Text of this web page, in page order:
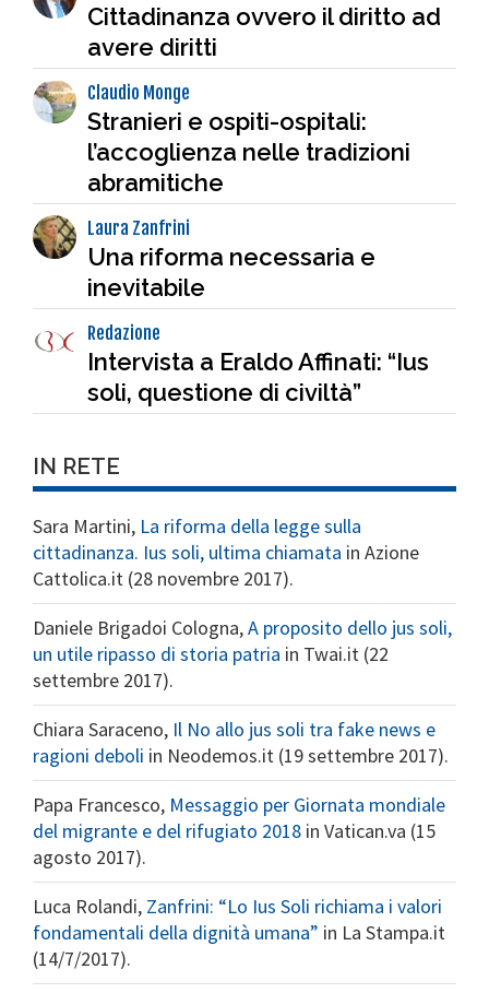
Cittadinanza ovvero il diritto ad
avere diritti
Claudio Monge
Stranieri e ospiti-ospitali:
l’accoglienza nelle tradizioni
abramitiche
Laura Zanfrini
Una riforma necessaria e
inevitabile
Redazione
Intervista a Eraldo Affinati: “Ius
soli, questione di civiltà”
IN RETE
Sara Martini, La riforma della legge sulla
cittadinanza. Ius soli, ultima chiamata in Azione
Cattolica.it (28 novembre 2017).
Daniele Brigadoi Cologna,A proposito dello jus soli,
un utile ripasso di storia patria in Twai.it (22
settembre 2017).
Chiara Saraceno, Il No allo jus soli tra fake news e
ragioni deboli in Neodemos.it (19 settembre 2017).
Papa Francesco, Messaggio per Giornata mondiale
del migrante e del rifugiato 2018 in Vatican.va (15
agosto 2017).
Luca Rolandi, Zanfrini: “Lo Ius Soli richiama i valori
fondamentali della dignità umana” in La Stampa.it
(14/7/2017).